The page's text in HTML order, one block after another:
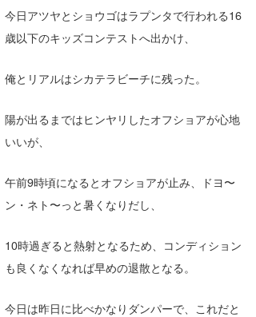
今日アツヤとショウゴはラプンタで行われる16
歳以下のキッズコンテストへ出かけ、
俺とリアルはシカテラビーチに残った。
陽が出るまではヒンヤリしたオフショアが心地
いいが、
午前9時頃になるとオフショアが止み、ドヨ〜
ン・ネト〜っと暑くなりだし、
10時過ぎると熱射となるため、コンディション
も良くなくなれば早めの退散となる。
今日は昨日に比べかなりダンパーで、これだと
mitsuteru Kamio
Yasunari Inoue
Yoshiyuki Obata
CBA Films
熊谷素子
SURFMEDIA
Colors MAGAZINE
WAVAL
波伝説アンバサダー/プロライダー
福島寿実子
中浦“JET”章
田原啓江
植村未来
NOBUFUKU
大野”MAR”修聖
喜納海人
波伝説スタッフ
☆加藤
chan-U
ECE
G◎Da
H
KID
波伝説